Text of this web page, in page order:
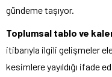
gündeme taşıyor.
Toplumsal tablo ve
itibarıyla ilgili gelişmeler
kesimlere yayıldığı ifade